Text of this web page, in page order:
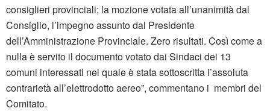
consiglieri provinciali; la mozione votata all’unanimità dal
Consiglio, l’impegno assunto dal Presidente
dell’Amministrazione Provinciale. Zero risultati. Così come a
nulla è servito il documento votato dai Sindaci dei 13
comuni interessati nel quale è stata sottoscritta l’assoluta
contrarietà all’elettrodotto aereo”, commentano i membri del
Comitato.